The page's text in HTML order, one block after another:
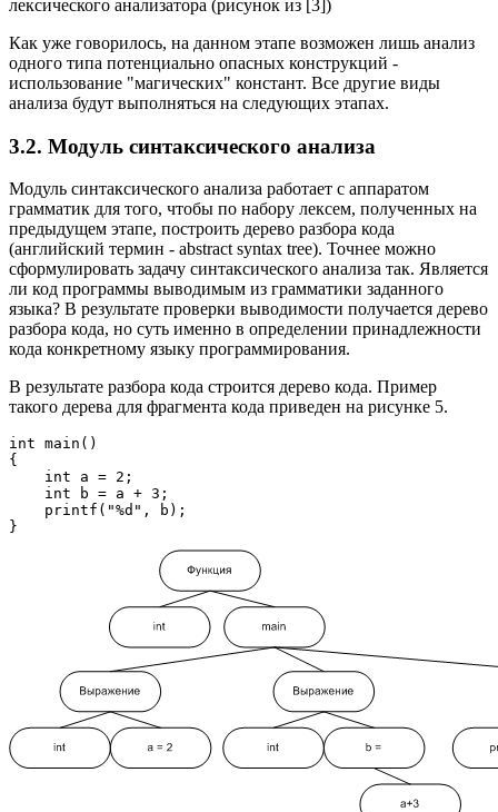
лексического анализатора (рисунок из [3])
Как уже говорилось, на данном этапе возможен лишь анализ
одного типа потенциально опасных конструкций -
использование "магических" констант. Все другие виды
анализа будут выполняться на следующих этапах.
3.2. Модуль синтаксического анализа
Модуль синтаксического анализа работает с аппаратом
грамматик для того, чтобы по набору лексем, полученных на
предыдущем этапе, построить дерево разбора кода
(английский термин - abstract syntax tree). Точнее можно
сформулировать задачу синтаксического анализа так. Является
ли код программы выводимым из грамматики заданного
языка? В результате проверки выводимости получается дерево
разбора кода, но суть именно в определении принадлежности
кода конкретному языку программирования.
В результате разбора кода строится дерево кода. Пример
такого дерева для фрагмента кода приведен на рисунке 5.
int main()
{
    int a = 2;
    int b = a + 3;
    printf("%d", b);
}